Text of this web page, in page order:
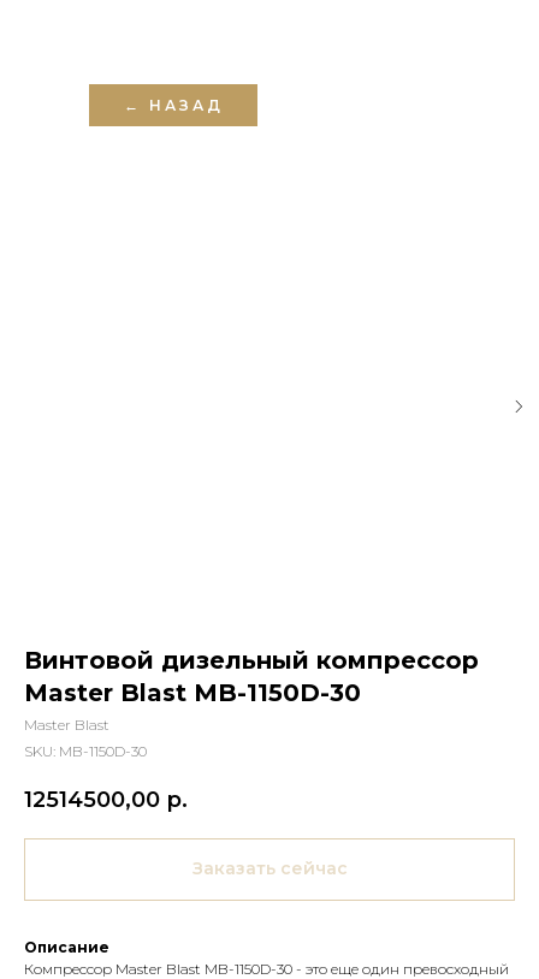
← НАЗАД
Винтовой дизельный компрессор
Master Blast MB-1150D-30
Master Blast
SKU: MB-1150D-30
12514500,00 р.
Заказать сейчас
Описание
Компрессор Master Blast MB-1150D-30 - это еще один превосходный